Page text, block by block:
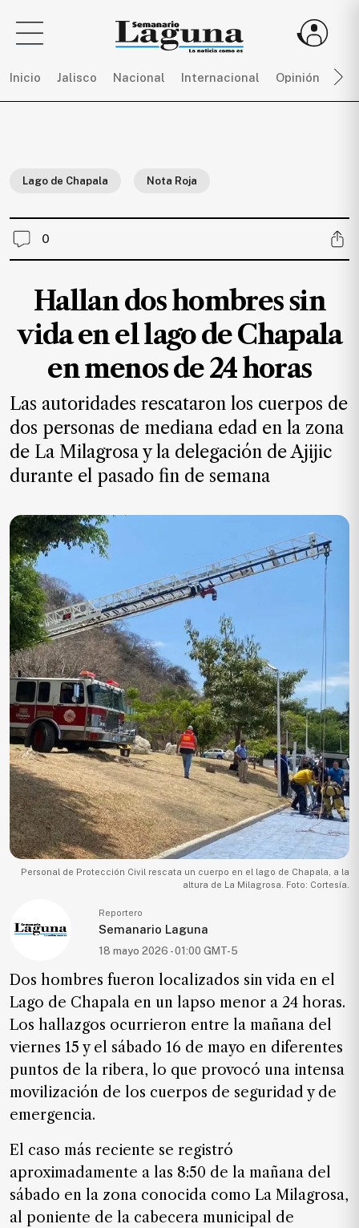
Inicio Jalisco Nacional Internacional Opinión
actualidad
únete
a
LAGUNA
por
$
mes.
Suscríbete ahora
Jalisco
Nacional
Internacional
Opinión
Deportes
Cultura
Turismo
Ecología
Movilidad
Seguridad
Educación
Salud
Política
Entretenimiento
Real
Estate
Gente
PARA
SUSCRIPTORES
Edición
Nosotros
Lago de Chapala Nota Roja
0
Hallan dos hombres sin
vida en el lago de Chapala
en menos de 24 horas
Las autoridades rescataron los cuerpos de
dos personas de mediana edad en la zona
de La Milagrosa y la delegación de Ajijic
durante el pasado fin de semana
Personal de Protección Civil rescata un cuerpo en el lago de Chapala, a la
altura de La Milagrosa. Foto: Cortesía.
Reportero
Semanario Laguna
18 mayo 2026 - 01:00 GMT-5
Dos hombres fueron localizados sin vida en el
Lago de Chapala en un lapso menor a 24 horas.
Los hallazgos ocurrieron entre la mañana del
viernes 15 y el sábado 16 de mayo en diferentes
puntos de la ribera, lo que provocó una intensa
movilización de los cuerpos de seguridad y de
emergencia.
El caso más reciente se registró
aproximadamente a las 8:50 de la mañana del
sábado en la zona conocida como La Milagrosa,
al poniente de la cabecera municipal de